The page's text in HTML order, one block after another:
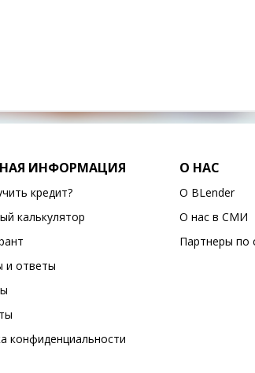
ИНФОРМАЦИЯ
кредит?
калькулятор
и ответы
конфиденциальности
О НАС
О BLender
О нас в СМИ
Партнеры по